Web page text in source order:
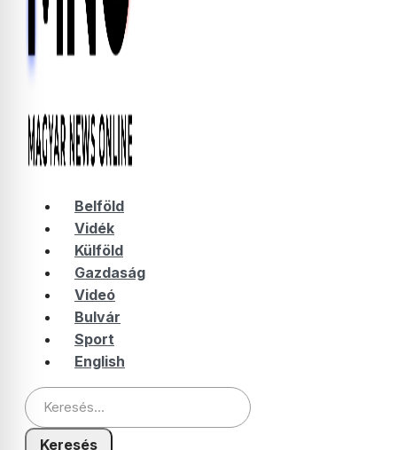
Belföld
Vidék
Külföld
Gazdaság
Videó
Bulvár
Sport
English
Keresés: